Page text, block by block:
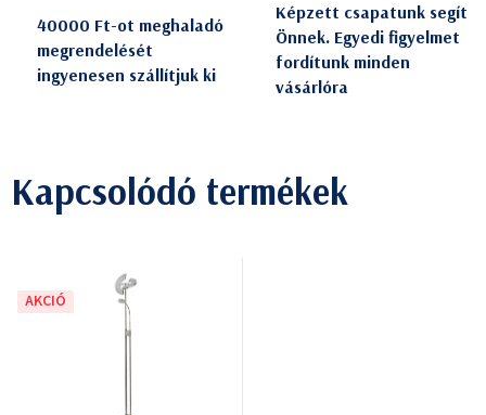
40000 Ft-ot meghaladó
megrendelését
ingyenesen szállítjuk ki
Képzett csapatunk segít
Önnek. Egyedi figyelmet
fordítunk minden
vásárlóra
Kapcsolódó termékek
AKCIÓ